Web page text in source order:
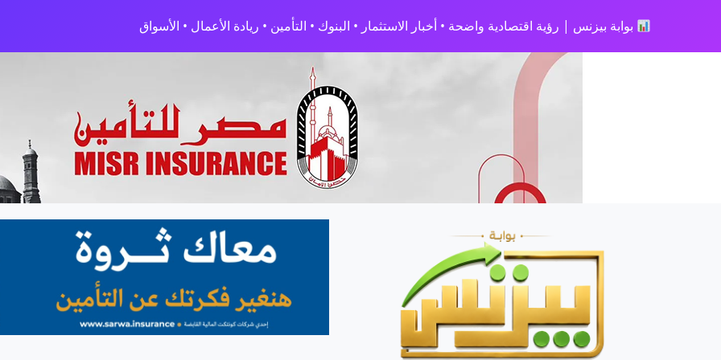
بوابة بيزنس | رؤية اقتصادية واضحة • أخبار الاستثمار • البنوك • التأمين • ريادة الأعمال • الأسواق